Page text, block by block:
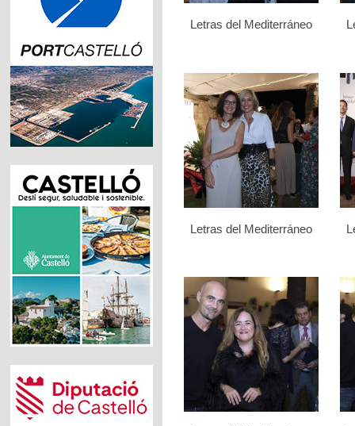
Letras del Mediterráneo
Letras del Mediterráneo